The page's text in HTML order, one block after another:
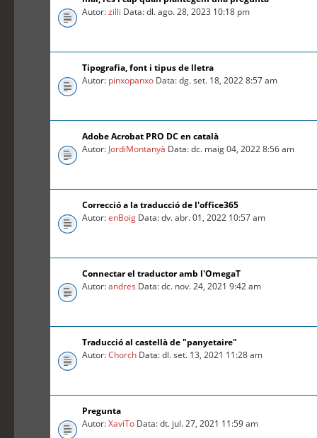
Autor:zilli Data: dl. ago. 28, 2023 10:18 pm
Tipografia, font i tipus de lletra
Autor: pinxopanxo Data: dg. set. 18, 2022 8:57 am
Adobe Acrobat PRO DC en català
Autor: JordiMontanyà Data: dc. maig 04, 2022 8:56 am
Correcció a la traducció de l'office365
Autor:enBoig Data: dv. abr. 01, 2022 10:57 am
Connectar el traductor amb l'OmegaT
Autor:andres Data: dc. nov. 24, 2021 9:42 am
Traducció al castellà de "panyetaire"
Autor:Chorch Data: dl. set. 13, 2021 11:28 am
Pregunta
Autor:XaviTo Data: dt. jul. 27, 2021 11:59 am